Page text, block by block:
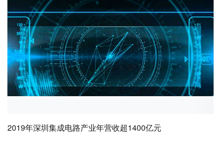
2019年深圳集成电路产业年营收超1400亿元